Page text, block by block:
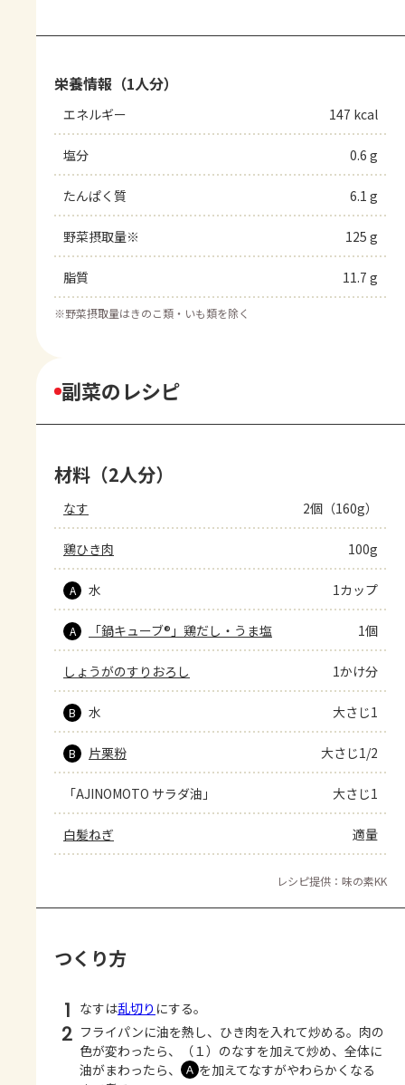
栄養情報（1人分）
エネルギー 147 kcal
塩分 0.6 g
たんぱく質 6.1 g
野菜摂取量※ 125 g
脂質 11.7 g
※野菜摂取量はきのこ類・いも類を除く
副菜のレシピ
材料（2人分）
なす 2個（160g）
鶏ひき肉 100g
A 水 1カップ
A 「鍋キューブ®」鶏だし・うま塩 1個
しょうがのすりおろし 1かけ分
B 水 大さじ1
B 片栗粉 大さじ1/2
「AJINOMOTO サラダ油」 大さじ1
白髪ねぎ 適量
レシピ提供：味の素KK
つくり方
1 なすは乱切り にする。
2 フライパンに油を熱し、ひき肉を入れて炒める。肉の
色が変わったら、（１）のなすを加えて炒め、全体に
油がまわったら、
Ａ を加えてなすがやわらかくなる